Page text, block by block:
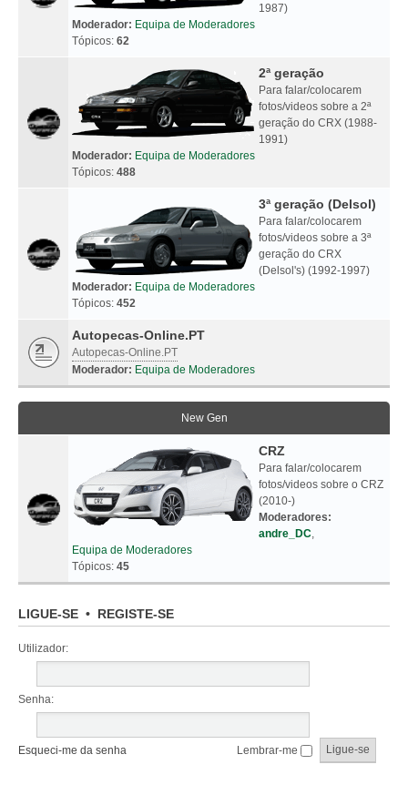
1987)
Moderador: Equipa de Moderadores
Tópicos: 62
2ª geração
Para falar/colocarem
fotos/videos sobre a 2ª
geração do CRX (1988-
1991)
Moderador: Equipa de Moderadores
Tópicos: 488
3ª geração (Delsol)
Para falar/colocarem
fotos/videos sobre a 3ª
geração do CRX
(Delsol's) (1992-1997)
Moderador: Equipa de Moderadores
Tópicos: 452
Autopecas-Online.PT
Autopecas-Online.PT
Moderador: Equipa de Moderadores
New Gen
CRZ
Para falar/colocarem
fotos/videos sobre o CRZ
(2010-)
Moderadores:
andre_DC,
Equipa de Moderadores
Tópicos: 45
LIGUE-SE • REGISTE-SE
Utilizador:
Senha:
Esqueci-me da senha Lembrar-me